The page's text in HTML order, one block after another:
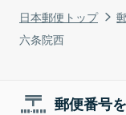
日本郵便トップ
六条院西
郵便番号